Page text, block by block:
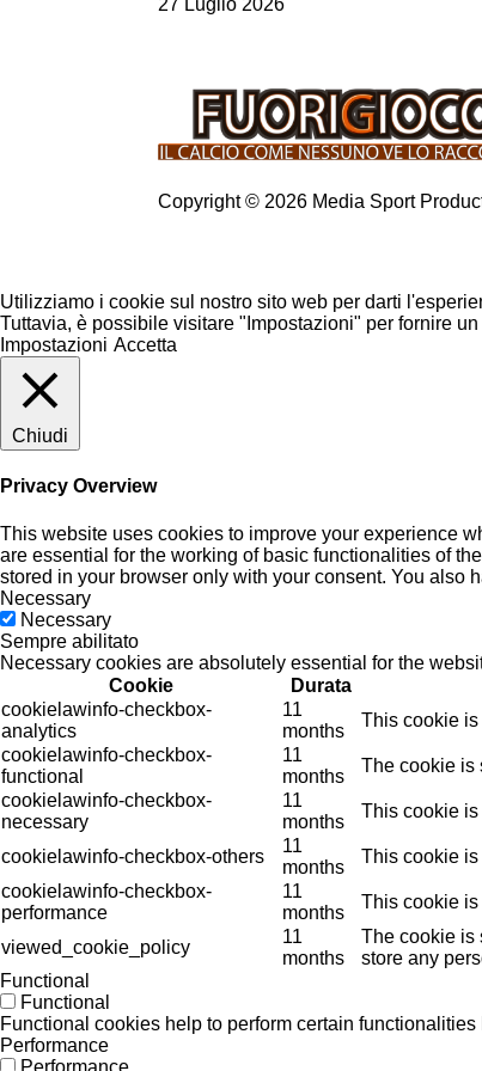
27 Luglio 2026
Copyright © 2026 Media Sport
Utilizziamo i cookie sul nostro sito web per darti
Tuttavia, è possibile visitare "Impostazioni" per fornire
Impostazioni Accetta
Chiudi
Privacy Overview
This website uses cookies to improve your experience
are essential for the working of basic functionalities of
stored in your browser only with your consent. You also
Necessary
Necessary
Sempre abilitato
Necessary cookies are absolutely essential for the
Cookie
Durata
cookielawinfo-checkbox-
analytics
11
months
This cookie
cookielawinfo-checkbox-
functional
11
months
The cookie is
cookielawinfo-checkbox-
necessary
11
months
This cookie
cookielawinfo-checkbox-others
11
months
This cookie is
cookielawinfo-checkbox-
performance
11
months
This cookie
viewed_cookie_policy
11
months
The cookie is
store any
Functional
Functional
Functional cookies help to perform certain
Performance
Performance